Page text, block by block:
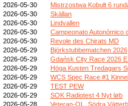
2026-05-30
Mistrzostwa Kobułt 6
2026-05-30
Skällan
2026-05-30
Lindvallen
2026-05-30
Campeonato Autonómico
2026-05-30
Revole des Chirats MD
2026-05-29
Björkstubbematchen 2026
2026-05-29
Gdańsk City Race 2026
2026-05-29
Höga Kusten Tredagars
2026-05-29
WCS Spec Race #1
2026-05-29
TEST PEW
2026-05-29
SOK Radiotest 4 Nyt løb
2026-05-28
Veteran-OL, Södra